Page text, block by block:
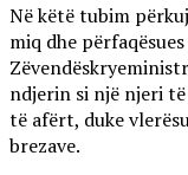
Në këtë tubim
miq dhe
ndjerin si një njeri
të afërt, duke
brezave.